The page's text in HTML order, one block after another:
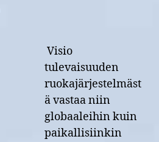
Visio
tulevaisuuden
ruokajärjestelmäst
ä vastaa niin
globaaleihin kuin
paikallisiinkin